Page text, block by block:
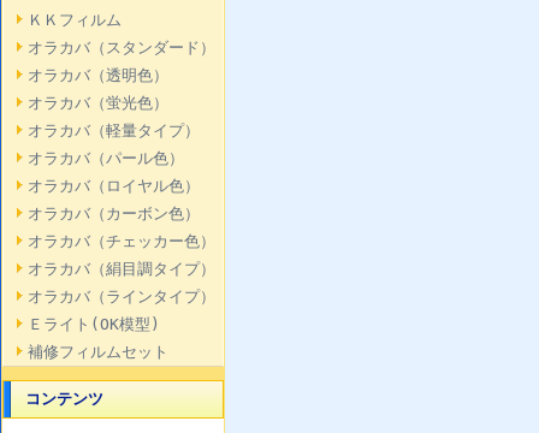
ＫＫフィルム
オラカバ（スタンダード）
オラカバ（透明色）
オラカバ（蛍光色）
オラカバ（軽量タイプ）
オラカバ（パール色）
オラカバ（ロイヤル色）
オラカバ（カーボン色）
オラカバ（チェッカー色）
オラカバ（絹目調タイプ）
オラカバ（ラインタイプ）
Ｅライト(OK模型)
補修フィルムセット
コンテンツ